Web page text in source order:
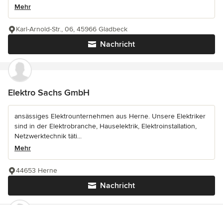
Mehr
Nachricht
Karl-Arnold-Str., 06, 45966 Gladbeck
Elektro Sachs GmbH
ansässiges Elektrounternehmen aus Herne. Unsere Elektriker
sind in der Elektrobranche, Hauselektrik, Elektroinstallation,
Netzwerktechnik täti...
Mehr
Nachricht
44653 Herne